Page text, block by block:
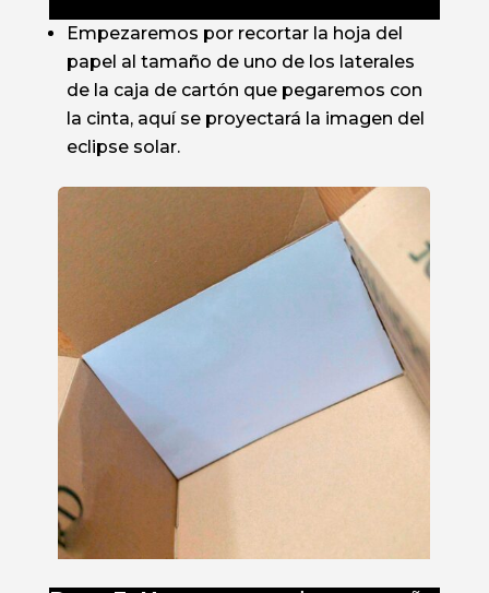
Empezaremos por recortar la hoja del
papel al tamaño de uno de los laterales
de la caja de cartón que pegaremos con
la cinta, aquí se proyectará la imagen del
eclipse solar.